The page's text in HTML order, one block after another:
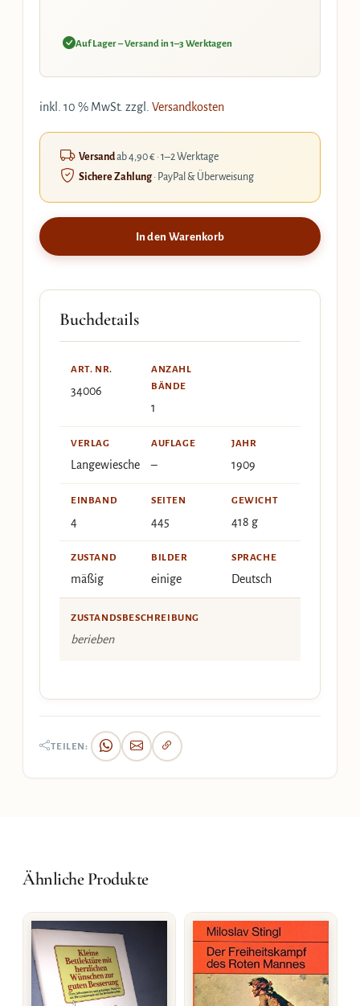
Auf Lager – Versand in 1–3 Werktagen
inkl. 10 % MwSt. zzgl. Versandkosten
Versandab 4,90 € · 1–2 Werktage
Sichere Zahlung· PayPal & Überweisung
In den Warenkorb
Buchdetails
ART. NR.
34006
ANZAHL
BÄNDE
1
VERLAG
Langewiesche
AUFLAGE
–
JAHR
1909
EINBAND
4
SEITEN
445
GEWICHT
418 g
ZUSTAND
mäßig
BILDER
einige
SPRACHE
Deutsch
ZUSTANDSBESCHREIBUNG
berieben
TEILEN:
Ähnliche Produkte